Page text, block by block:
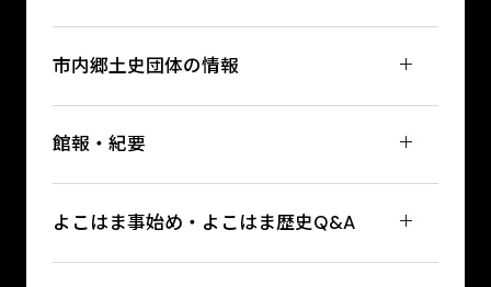
市内郷土史団体の情報
館報・紀要
よこはま事始め・よこはま歴史Q&A